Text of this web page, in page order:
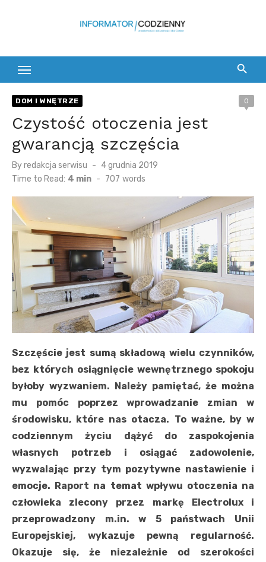
DOM I WNĘTRZE 0
Czystość otoczenia jest
gwarancją szczęścia
Byredakcja serwisu
Posted
on
4 grudnia 2019
Time to Read: 4 min - 707 words
Szczęście jest sumą składową wielu czynników,
bez których osiągnięcie wewnętrznego spokoju
byłoby wyzwaniem. Należy pamiętać, że można
mu pomóc poprzez wprowadzanie zmian w
środowisku, które nas otacza. To ważne, by w
codziennym życiu dążyć do zaspokojenia
własnych potrzeb i osiągać zadowolenie,
wyzwalając przy tym pozytywne nastawienie i
emocje. Raport na temat wpływu otoczenia na
człowieka zlecony przez markę Electrolux i
przeprowadzony m.in. w 5 państwach Unii
Europejskiej, wykazuje pewną regularność.
Okazuje się, że niezależnie od szerokości